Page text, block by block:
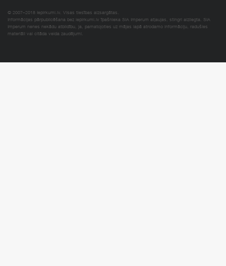
© 2007–2018 Iepirkumi.lv. Visas tiesības aizsargātas.
Informācijas pārpublicēšana bez iepirkumi.lv īpašnieka SIA Imperum atļaujas, stingri aizliegta. SIA
Imperum nenes nekādu atbildību, ja, pamatojoties uz mājas lapā atrodamo informāciju, radušies
materiāli vai citāda veida zaudējumi.